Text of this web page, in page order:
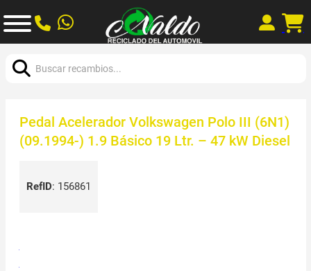
Pedal Acelerador Volkswagen Polo III (6N1)
(09.1994-) 1.9 Básico 19 Ltr. – 47 kW Diesel
RefID: 156861